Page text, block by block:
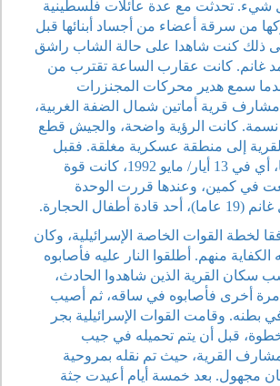
شيء. تحدثت مع عدة عائلات فلسطينية
من سرقة أعضاء من أجساد أبنائها قبل
ذلك كنت شاهدا على حالة الشاب راشق
غانم. كانت عقارب الساعة تقترب من
سمع هدير محركات المجنزرات
مشارف قرية أماتين شمال الضفة الغربية،
نسمة. كانت الرؤية واضحة، والجيش قطع
إلى منطقة عسكرية مغلقة. فقبل
خمسة أيام حينها، أي في 13 أيار/ مايو 1992، كانت قوة
في كمين، وعندها قررت الوحدة
أطفال الحجارة.
لخطة القوات الخاصة الإسرائيلية، وكان
الكفاية منهم. أطلقوا النار عليه فأصابوه
القرية الذين شاهدوا الحادث،
مرة أخرى فأصابوه في ساقه، ثم أصيب
وقامت القوات الإسرائيلية بجر
مسافة 20 خطوة، قبل أن يتم تحميله في جيب
القرية، حيث تم نقله بمروحية
مجهول. بعد خمسة أيام أعيدت جثة